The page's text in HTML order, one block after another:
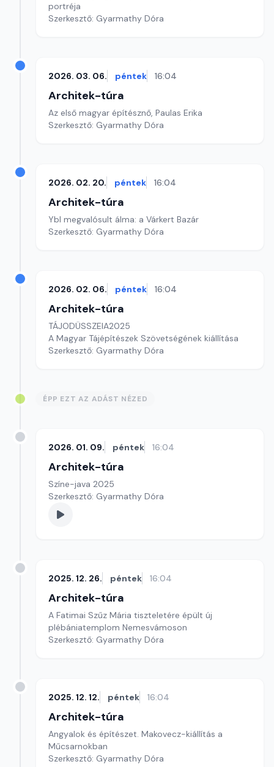
portréja
Szerkesztő: Gyarmathy Dóra
2026. 03. 06. péntek 16:04
Architek-túra
Az első magyar építésznő, Paulas Erika
Szerkesztő: Gyarmathy Dóra
2026. 02. 20. péntek 16:04
Architek-túra
Ybl megvalósult álma: a Várkert Bazár
Szerkesztő: Gyarmathy Dóra
2026. 02. 06. péntek 16:04
Architek-túra
TÁJODÜSSZEIA2025
A Magyar Tájépítészek Szövetségének kiállítása
Szerkesztő: Gyarmathy Dóra
ÉPP EZT AZ ADÁST NÉZED
2026. 01. 09. péntek 16:04
Architek-túra
Színe-java 2025
Szerkesztő: Gyarmathy Dóra
2025. 12. 26. péntek 16:04
Architek-túra
A Fatimai Szűz Mária tiszteletére épült új
plébániatemplom Nemesvámoson
Szerkesztő: Gyarmathy Dóra
2025. 12. 12. péntek 16:04
Architek-túra
Angyalok és építészet. Makovecz-kiállítás a
Műcsarnokban
Szerkesztő: Gyarmathy Dóra